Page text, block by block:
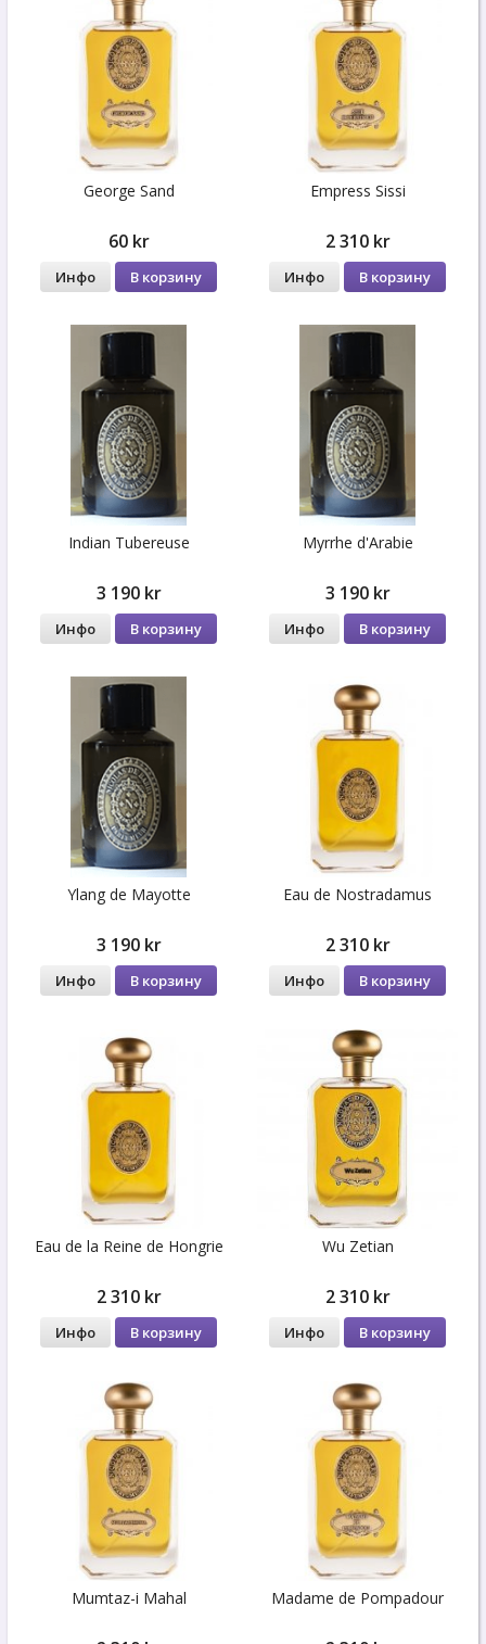
George Sand
60 kr
Инфо В корзину
Empress Sissi
2 310 kr
Инфо В корзину
Indian Tubereuse
3 190 kr
Инфо В корзину
Myrrhe d'Arabie
3 190 kr
Инфо В корзину
Ylang de Mayotte
3 190 kr
Инфо В корзину
Eau de Nostradamus
2 310 kr
Инфо В корзину
Eau de la Reine de Hongrie
2 310 kr
Инфо В корзину
Wu Zetian
2 310 kr
Инфо В корзину
Mumtaz-i Mahal Madame de Pompadour